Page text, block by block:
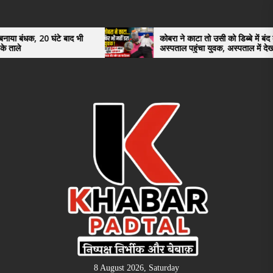
the
content
भी
कोबरा ने काटा तो उसी को डिब्बे में बंद कर
अस्पताल पहुंचा युवक, अस्पताल में देखकर डॉक्टर
भी रह गए हैरान
8 August 2026, Saturday